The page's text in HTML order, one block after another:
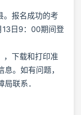
。报名成功的考
日9：00期间登
下载和打印准
。如有问题，
联系．